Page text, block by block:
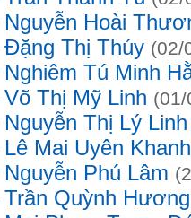
Nguyễn Hoài
Đặng Thị Thúy (02/
Nghiêm Tú Minh
Võ Thị Mỹ Linh
Nguyễn Thị Lý Linh
Lê Mai Uyên Khanh
Nguyễn Phú Lâm
Trần Quỳnh Hương